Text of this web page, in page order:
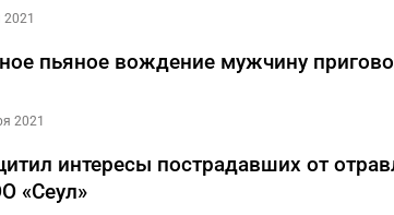
пьяное вождение мужчину
2021
интересы пострадавших от
«Сеул»